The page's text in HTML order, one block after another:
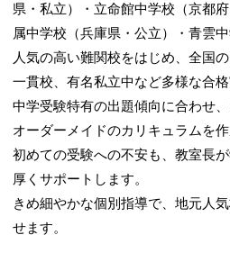
県・私立）・立命館中学校（京都
属中学校（兵庫県・公立）・青雲
人気の高い難関校をはじめ、全国
一貫校、有名私立中など多様な合格
中学受験特有の出題傾向に合わせ
オーダーメイドのカリキュラムを作
初めての受験への不安も、教室長
厚くサポートします。
きめ細やかな個別指導で、地元人
せます。